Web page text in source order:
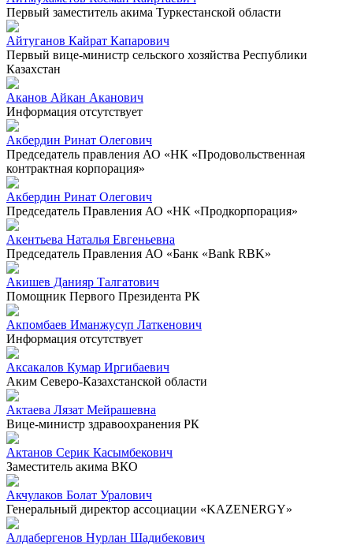
Первый заместитель акима Туркестанской области
Айтуганов Кайрат Капарович
Первый вице-министр сельского хозяйства Республики
Казахстан
Аканов Айкан Аканович
Информация отсутствует
Акбердин Ринат Олегович
Председатель правления АО «НК «Продовольственная
контрактная корпорация»
Акбердин Ринат Олегович
Председатель Правления АО «НК «Продкорпорация»
Акентьева Наталья Евгеньевна
Председатель Правления АО «Банк «Bank RBK»
Акишев Данияр Талгатович
Помощник Первого Президента РК
Акпомбаев Иманжусуп Латкенович
Информация отсутствует
Аксакалов Кумар Иргибаевич
Аким Северо-Казахстанской области
Актаева Лязат Мейрашевна
Вице-министр здравоохранения РК
Актанов Серик Касымбекович
Заместитель акима ВКО
Акчулаков Болат Уралович
Генеральный директор ассоциации «KAZENERGY»
Алдабергенов Нурлан Шадибекович